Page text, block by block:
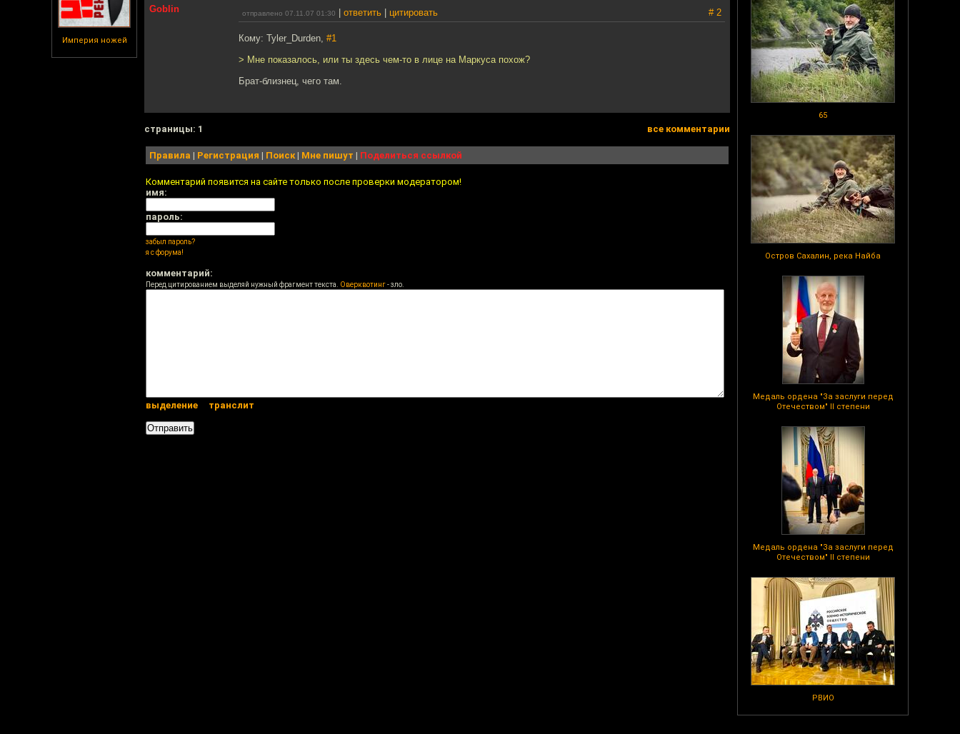
Империя ножей
65
Остров Сахалин, река Найба
Медаль ордена "За заслуги перед
Отечеством" II степени
Медаль ордена "За заслуги перед
Отечеством" II степени
РВИО
Goblin отправлено 07.11.07 01:30 ответить цитировать # 2
Кому: Tyler_Durden, #1
> Мне показалось, или ты здесь чем-то в лице на Маркуса похож?
Брат-близнец, чего там.
cтраницы: 1 все комментарии
Правила | Регистрация | Поиск| Мне пишут | Поделиться ссылкой
Комментарий появится на сайте только после проверки модератором!
имя:
пароль:
забыл пароль?
я с форума!
комментарий:
Перед цитированием выделяй нужный фрагмент текста. Оверквотинг- зло.
выделение транслит